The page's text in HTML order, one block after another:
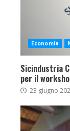
Economia
Sicindustria
per il
23 giugno